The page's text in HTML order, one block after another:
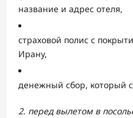
название и адрес отеля,
страховой полис с
Ирану,
денежный сбор, который
2. перед вылетом в